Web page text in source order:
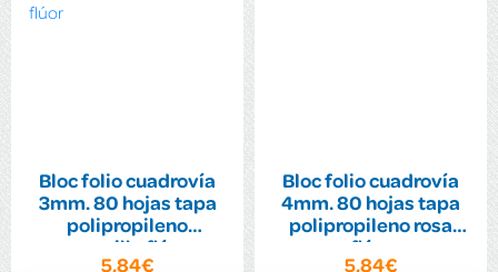
Bloc folio cuadrovía
3mm. 80 hojas tapa
polipropileno
amarillo flúor
5,84€
Bloc folio cuadrovía
4mm. 80 hojas tapa
polipropileno rosa
flúor
5,84€